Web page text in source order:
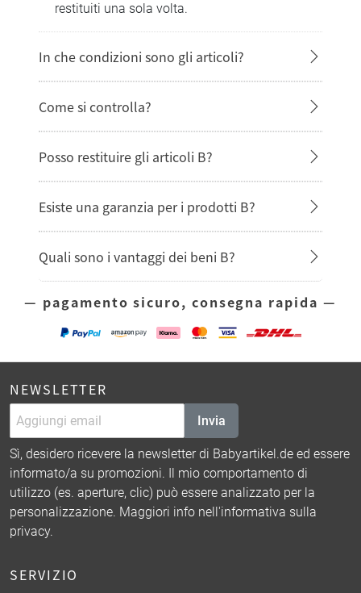
restituiti una sola volta.
In che condizioni sono gli articoli?
Come si controlla?
Posso restituire gli articoli B?
Esiste una garanzia per i prodotti B?
Quali sono i vantaggi dei beni B?
— pagamento sicuro, consegna rapida —
NEWSLETTER
Invia
Sì, desidero ricevere la newsletter di Babyartikel.de ed essere
informato/a su promozioni. Il mio comportamento di
utilizzo (es. aperture, clic) può essere analizzato per la
personalizzazione. Maggiori info nell'informativa sulla
privacy.
SERVIZIO